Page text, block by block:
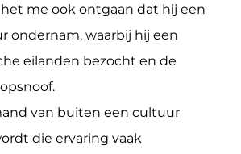
het me ook ontgaan dat hij een
ondernam, waarbij hij een
eilanden bezocht en de
van buiten een cultuur
die ervaring vaak